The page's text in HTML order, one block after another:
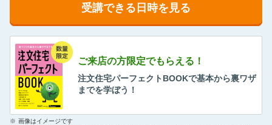
受講できる日時を見る
ご来店の方限定でもらえる！
注文住宅パーフェクトBOOKで基本から裏ワザ
までを学ぼう！
※ 画像はイメージです